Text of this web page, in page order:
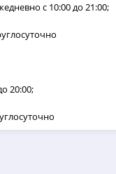
с 10:00 до 21:00;
20:00;